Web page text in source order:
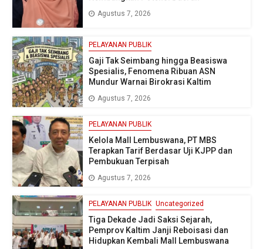
Agustus 7, 2026
PELAYANAN PUBLIK
Gaji Tak Seimbang hingga Beasiswa
Spesialis, Fenomena Ribuan ASN
Mundur Warnai Birokrasi Kaltim
Agustus 7, 2026
PELAYANAN PUBLIK
Kelola Mall Lembuswana, PT MBS
Terapkan Tarif Berdasar Uji KJPP dan
Pembukuan Terpisah
Agustus 7, 2026
PELAYANAN PUBLIK Uncategorized
Tiga Dekade Jadi Saksi Sejarah,
Pemprov Kaltim Janji Reboisasi dan
Hidupkan Kembali Mall Lembuswana